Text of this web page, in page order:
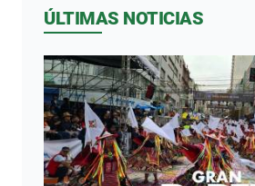
ÚLTIMAS NOTICIAS